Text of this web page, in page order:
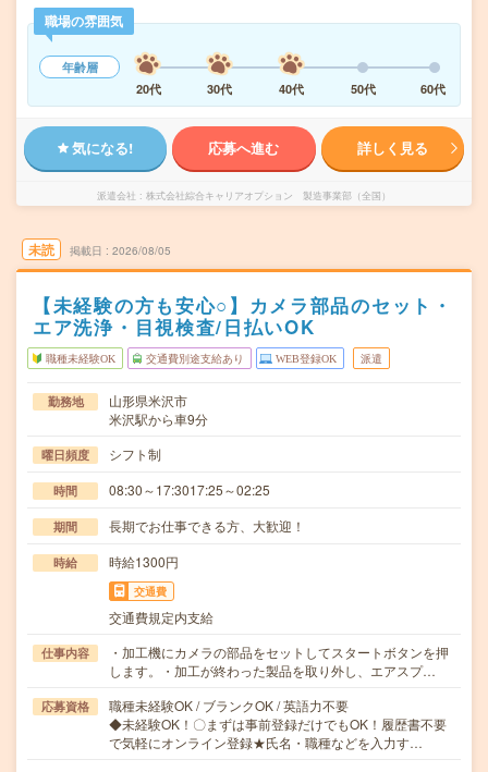
職場の雰囲気
年齢層
20代
30代 40代 50代 60代
気になる! 応募へ進む 詳しく見る
派遣会社 株式会社綜合キャリアオプション 製造事業部（全国）
未読 掲載日 2026/08/05
【未経験の方も安心○】カメラ部品のセット・
エア洗浄・目視検査/日払いOK
職種未経験OK 交通費別途支給あり WEB登録OK 派遣
勤務地
山形県米沢市
米沢駅から車9分
曜日頻度 シフト制
時間 08:30～17:3017:25～02:25
期間 長期でお仕事できる方、大歓迎！
時給 時給1300円
交通費
交通費規定内支給
仕事内容
・加工機にカメラの部品をセットしてスタートボタンを押
します。・加工が終わった製品を取り外し、エアスプ…
応募資格
職種未経験OK / ブランクOK / 英語力不要
◆未経験OK！〇まずは事前登録だけでもOK！履歴書不要
で気軽にオンライン登録★氏名・職種などを入力す…